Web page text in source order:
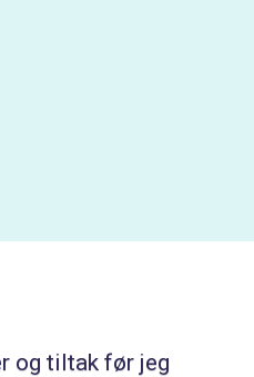
og tiltak før jeg